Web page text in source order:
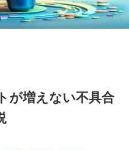
が増えない不具合